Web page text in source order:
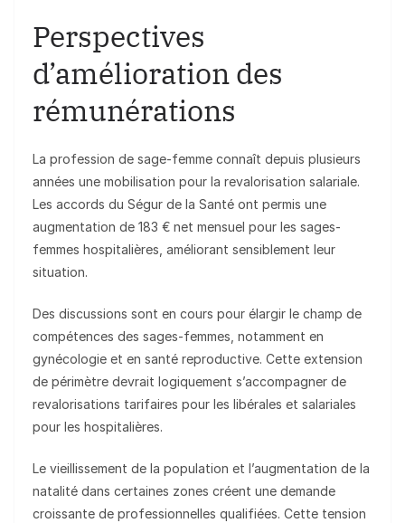
Perspectives
d’amélioration des
rémunérations
La profession de sage-femme connaît depuis plusieurs
années une mobilisation pour la revalorisation salariale.
Les accords du Ségur de la Santé ont permis une
augmentation de 183 € net mensuel pour les sages-
femmes hospitalières, améliorant sensiblement leur
situation.
Des discussions sont en cours pour élargir le champ de
compétences des sages-femmes, notamment en
gynécologie et en santé reproductive. Cette extension
de périmètre devrait logiquement s’accompagner de
revalorisations tarifaires pour les libérales et salariales
pour les hospitalières.
Le vieillissement de la population et l’augmentation de la
natalité dans certaines zones créent une demande
croissante de professionnelles qualifiées. Cette tension